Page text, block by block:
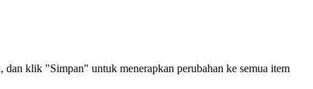
klik "Simpan" untuk menerapkan perubahan ke semua item